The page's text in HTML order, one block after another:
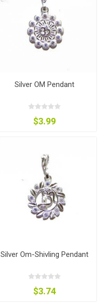
Silver OM Pendant
$3.99
Silver Om-Shivling Pendant
$3.74